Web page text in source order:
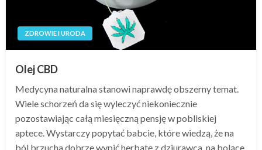
ZDROWIE I URODA
Olej CBD
Medycyna naturalna stanowi naprawdę obszerny temat.
Wiele schorzeń da się wyleczyć niekoniecznie
pozostawiając całą miesięczną pensję w pobliskiej
aptece. Wystarczy popytać babcie, które wiedzą, że na
ból brzucha dobrze wypić herbatę z dziurawca, na bolące